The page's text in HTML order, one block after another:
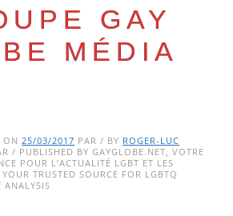
GAY
MÉDIA
ON25/03/2017 PAR / BY ROGER-LUC
/ PUBLISHED BY GAYGLOBE.NET, VOTRE
POUR L’ACTUALITÉ LGBT ET LES
TRUSTED SOURCE FOR LGBTQ
ANALYSIS